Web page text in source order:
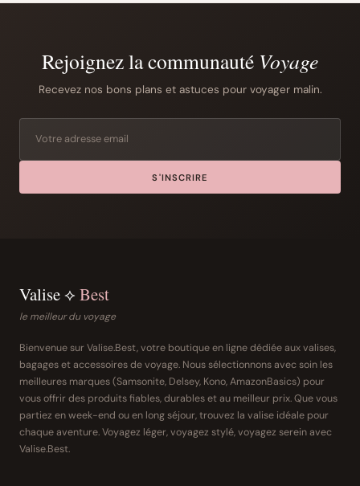
Rejoignez la communauté Voyage
Recevez nos bons plans et astuces pour voyager malin.
S'INSCRIRE
Valise ⟡ Best
le meilleur du voyage
Bienvenue sur Valise.Best, votre boutique en ligne dédiée aux valises,
bagages et accessoires de voyage. Nous sélectionnons avec soin les
meilleures marques (Samsonite, Delsey, Kono, AmazonBasics) pour
vous offrir des produits fiables, durables et au meilleur prix. Que vous
partiez en week-end ou en long séjour, trouvez la valise idéale pour
chaque aventure. Voyagez léger, voyagez stylé, voyagez serein avec
Valise.Best.